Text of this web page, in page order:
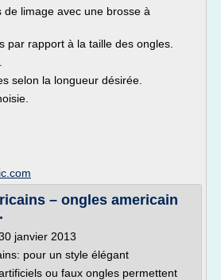
de limage avec une brosse à
par rapport à la taille des ongles.
selon la longueur désirée.
– ongles americain
janvier 2013
pour un style élégant
ou faux ongles permettent